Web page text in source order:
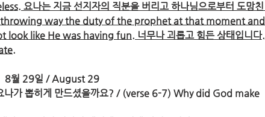
요나는 지금 선지자의 직분을 버리고 하나님으로부터 도망친
throwing way the duty of the prophet at that moment and
like He was having fun. 너무나 괴롭고 힘든 상태입니다.
8월 29일 / August 29
나가 뽑히게 만드셨을까요? / (verse 6-7) Why did God make